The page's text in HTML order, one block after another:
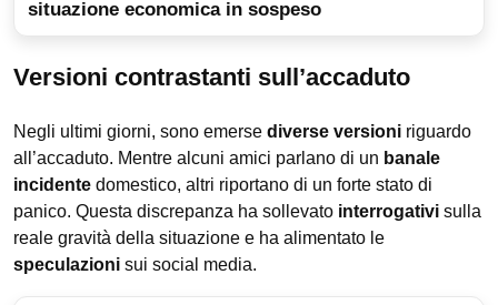
situazione economica in sospeso
Versioni contrastanti sull’accaduto
Negli ultimi giorni, sono emerse diverse versioni riguardo
all’accaduto. Mentre alcuni amici parlano di un banale
incidente domestico, altri riportano di un forte stato di
panico. Questa discrepanza ha sollevato interrogativi sulla
reale gravità della situazione e ha alimentato le
speculazioni sui social media.